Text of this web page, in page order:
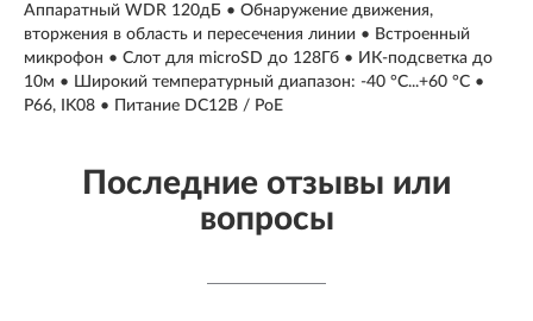
Аппаратный WDR 120дБ • Обнаружение движения,
вторжения в область и пересечения линии • Встроенный
микрофон • Слот для microSD до 128Гб • ИК-подсветка до
10м • Широкий температурный диапазон: -40 °C...+60 °C •
P66, IK08 • Питание DC12В / PoE
Последние отзывы или
вопросы